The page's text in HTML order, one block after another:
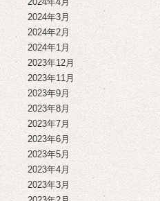
2024年3月
2024年2月
2024年1月
2023年12月
2023年11月
2023年9月
2023年8月
2023年7月
2023年6月
2023年5月
2023年4月
2023年3月